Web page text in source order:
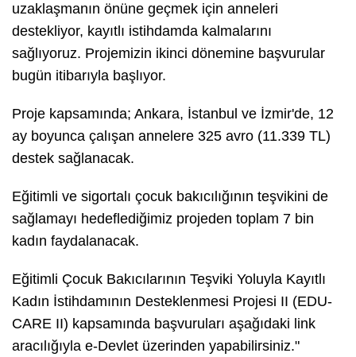
uzaklaşmanın önüne geçmek için anneleri
destekliyor, kayıtlı istihdamda kalmalarını
sağlıyoruz. Projemizin ikinci dönemine başvurular
bugün itibarıyla başlıyor.
Proje kapsamında; Ankara, İstanbul ve İzmir'de, 12
ay boyunca çalışan annelere 325 avro (11.339 TL)
destek sağlanacak.
Eğitimli ve sigortalı çocuk bakıcılığının teşvikini de
sağlamayı hedeflediğimiz projeden toplam 7 bin
kadın faydalanacak.
Eğitimli Çocuk Bakıcılarının Teşviki Yoluyla Kayıtlı
Kadın İstihdamının Desteklenmesi Projesi II (EDU-
CARE II) kapsamında başvuruları aşağıdaki link
aracılığıyla e-Devlet üzerinden yapabilirsiniz."